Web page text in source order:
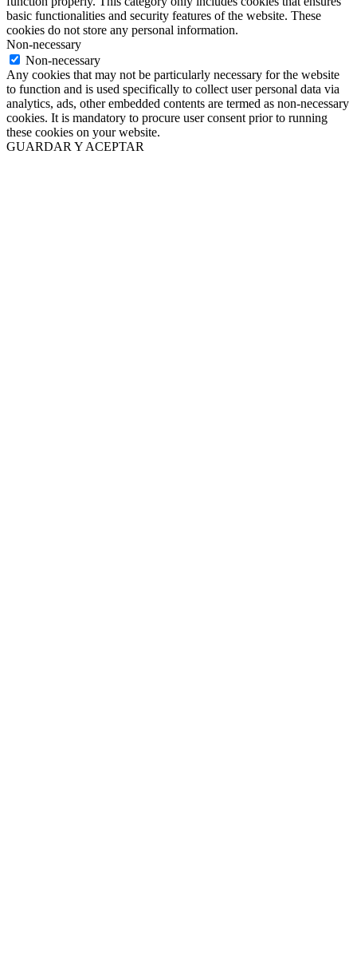
basic functionalities and security features of the website. These
cookies do not store any personal information.
Non-necessary
Non-necessary
Any cookies that may not be particularly necessary for the website
to function and is used specifically to collect user personal data via
analytics, ads, other embedded contents are termed as non-necessary
cookies. It is mandatory to procure user consent prior to running
these cookies on your website.
GUARDAR Y ACEPTAR